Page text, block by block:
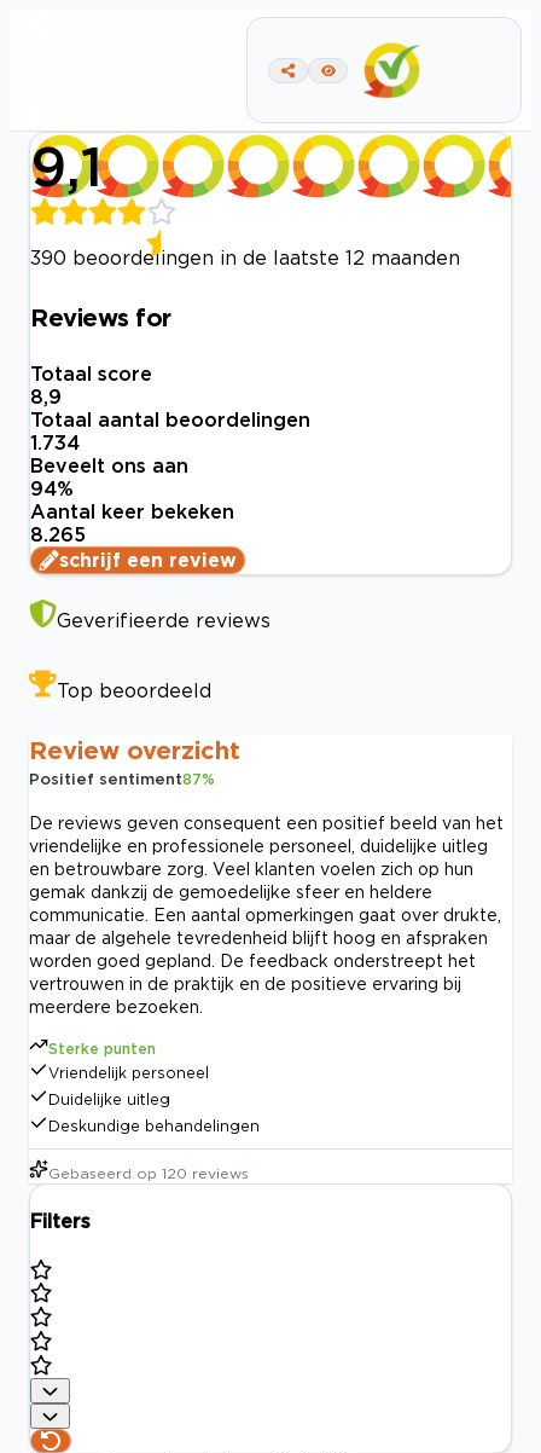
9,1
390 beoordelingen in de laatste 12 maanden
Reviews for
Totaal score
8,9
Totaal aantal beoordelingen
1.734
Beveelt ons aan
94%
Aantal keer bekeken
8.265
schrijf een review
Geverifieerde reviews
Top beoordeeld
Review overzicht
Positief sentiment87%
De reviews geven consequent een positief beeld van het
vriendelijke en professionele personeel, duidelijke uitleg
en betrouwbare zorg. Veel klanten voelen zich op hun
gemak dankzij de gemoedelijke sfeer en heldere
communicatie. Een aantal opmerkingen gaat over drukte,
maar de algehele tevredenheid blijft hoog en afspraken
worden goed gepland. De feedback onderstreept het
vertrouwen in de praktijk en de positieve ervaring bij
meerdere bezoeken.
Sterke punten
Vriendelijk personeel
Duidelijke uitleg
Deskundige behandelingen
Gebaseerd op 120 reviews
Filters